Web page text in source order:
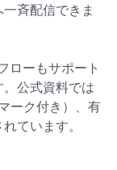
斉配信できま
ローもサポート
公式資料では
ーク付き）、有
ています。